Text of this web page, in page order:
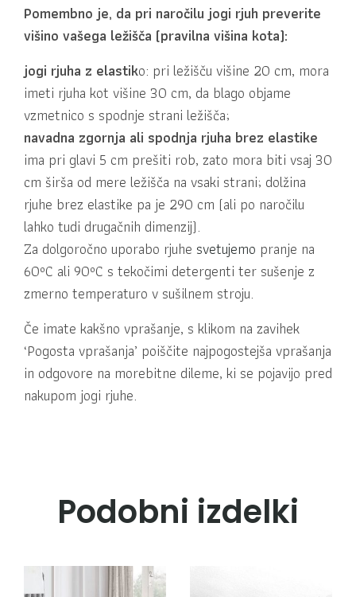
Pomembno je, da pri naročilu jogi rjuh preverite
višino vašega ležišča (pravilna višina kota):
jogi rjuha z elastiko: pri ležišču višine 20 cm, mora
imeti rjuha kot višine 30 cm, da blago objame
vzmetnico s spodnje strani ležišča;
navadna zgornja ali spodnja rjuha brez elastike
ima pri glavi 5 cm prešiti rob, zato mora biti vsaj 30
cm širša od mere ležišča na vsaki strani; dolžina
rjuhe brez elastike pa je 290 cm (ali po naročilu
lahko tudi drugačnih dimenzij).
Za dolgoročno uporabo rjuhe svetujemo pranje na
60ºC ali 90ºC s tekočimi detergenti ter sušenje z
zmerno temperaturo v sušilnem stroju.
Če imate kakšno vprašanje, s klikom na zavihek
‘Pogosta vprašanja’ poiščite najpogostejša vprašanja
in odgovore na morebitne dileme, ki se pojavijo pred
nakupom jogi rjuhe.
Podobni izdelki